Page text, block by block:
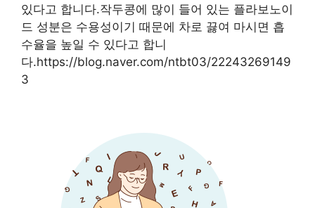
있다고 합니다.작두콩에 많이 들어 있는 플라보노이
드 성분은 수용성이기 때문에 차로 끓여 마시면 흡
수율을 높일 수 있다고 합니
다.https://blog.naver.com/ntbt03/22243269149
3